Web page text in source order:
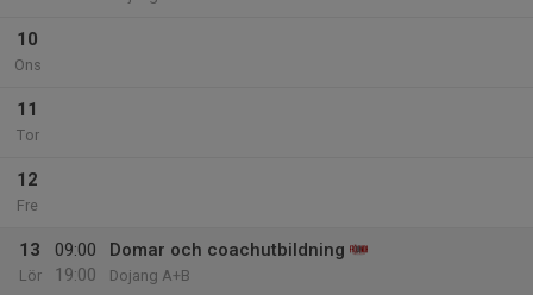
10
Ons
11
Tor
12
Fre
13
Lör
09:00
19:00
Domar och coachutbildning
Dojang A+B